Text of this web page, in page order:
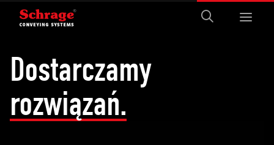
Dostarczamy
rozwiązań.